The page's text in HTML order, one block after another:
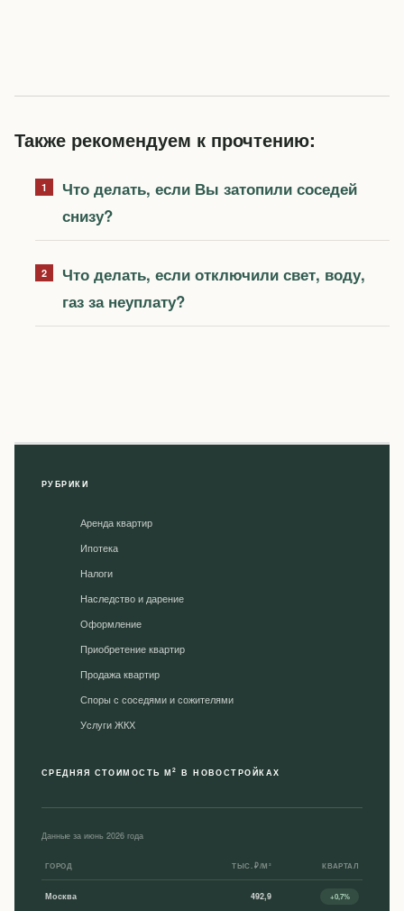
Также рекомендуем к прочтению:
Что делать, если Вы затопили соседей
снизу?
Что делать, если отключили свет, воду,
газ за неуплату?
РУБРИКИ
Аренда квартир
Ипотека
Налоги
Наследство и дарение
Оформление
Приобретение квартир
Продажа квартир
Споры с соседями и сожителями
Уcлуги ЖКХ
СРЕДНЯЯ СТОИМОСТЬ М2 В НОВОСТРОЙКАХ
Данные за июнь 2026 года
ГОРОД ТЫС. ₽/М² КВАРТАЛ
Москва 492,9 +0,7%